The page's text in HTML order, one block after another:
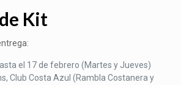
Kit
el 17 de febrero (Martes y Jueves)
Club Costa Azul (Rambla Costanera y